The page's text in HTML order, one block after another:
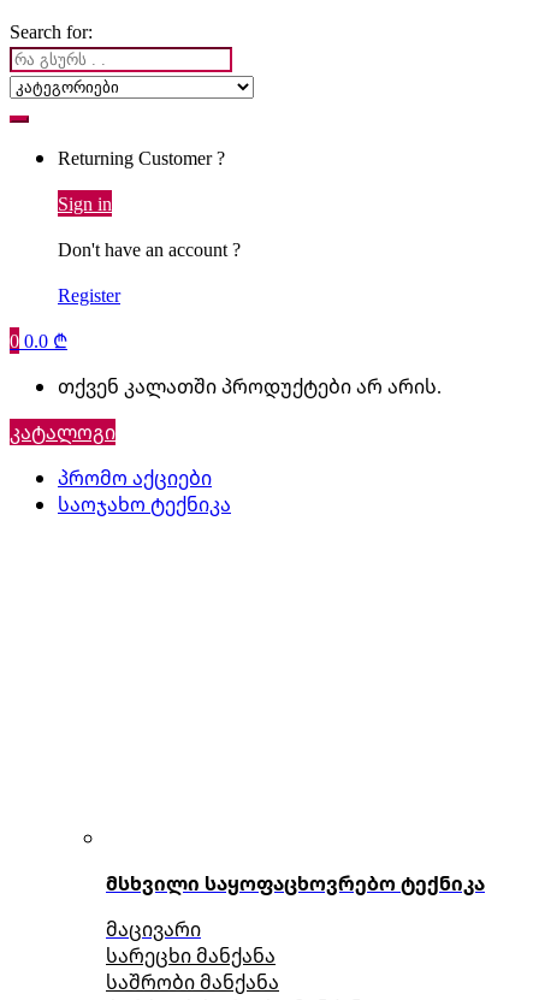
Search for:
Returning Customer ?
Sign in
Don't have an account ?
Register
00.0 ₾
თქვენ კალათში პროდუქტები არ არის.
კატალოგი
პრომო აქციები
საოჯახო ტექნიკა
მსხვილი საყოფაცხოვრებო ტექნიკა
მაცივარი
სარეცხი მანქანა
საშრობი მანქანა